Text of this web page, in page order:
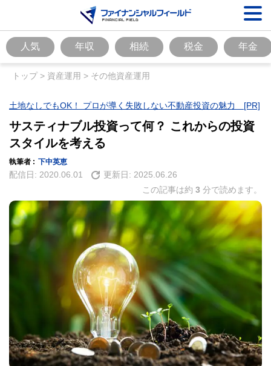
人気 年収 相続 税金 年金
トップ> 資産運用 > その他資産運用
土地なしでもOK！ プロが導く失敗しない不動産投資の魅力 [PR]
サスティナブル投資って何？ これからの投資
スタイルを考える
執筆者 : 下中英恵
配信日: 2020.06.01 更新日: 2025.06.26
この記事は約 3 分で読めます。